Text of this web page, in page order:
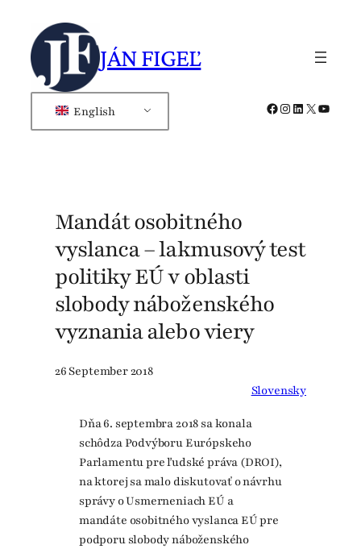
content
JÁN FIGEĽ
English Facebook
Instagram
LinkedIn
X
Mandát osobitného
vyslanca – lakmusový test
politiky EÚ v oblasti
slobody náboženského
vyznania alebo viery
26 September 2018
Slovensky
Dňa 6. septembra 2018 sa konala
schôdza Podvýboru Európskeho
Parlamentu pre ľudské práva (DROI),
na ktorej sa malo diskutovať o návrhu
správy o Usmerneniach EÚ a
mandáte osobitného vyslanca EÚ pre
podporu slobody náboženského